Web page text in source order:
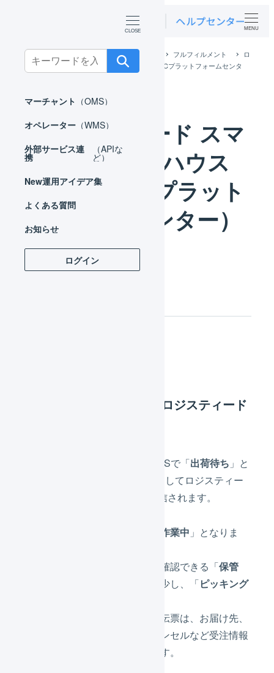
Search
for:
マーチャント （OMS）
オペレーター （WMS）
外部サービス連
携
（APIな
ど）
New運用アイデア集
よくある質問
お知らせ
ログイン
MENU
外部サービス連携（APIなど） フルフィルメント
ロ
ジスティード スマートウエアハウス（春日部ECプラットフォームセンタ
ロジスティード スマ
ートウエアハウス
（春日部ECプラット
フォームセンター）
出荷指示（LOGILESS→ロジスティード
10分に1度の頻度で、LOGILESSで「出荷待ち 」と
なった出荷伝票が、出荷指示としてロジスティー
ド スマートウエアハウスへ送信されます。
出荷作業中 」となりま
」メニューで確認できる「保管
」在庫数が在庫数が減少し、「ピッキング
出荷作業中となった出荷伝票は、お届け先、
明細行などの変更、キャンセルなど受注情報
の更新ができなくなります。